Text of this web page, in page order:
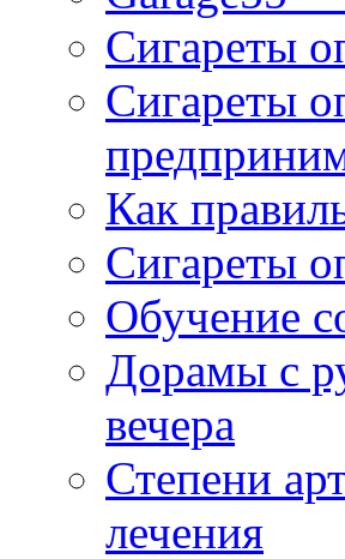
Сигареты
Сигареты
Как
Сигареты
Обучение
Дорамы с
вечера
Степени
лечения